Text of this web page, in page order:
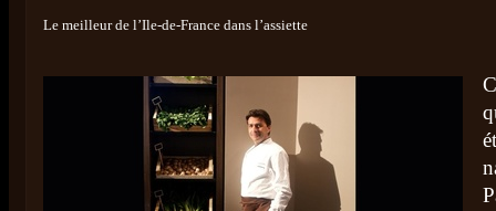
Le meilleur de l’Ile-de-France dans l’assiette